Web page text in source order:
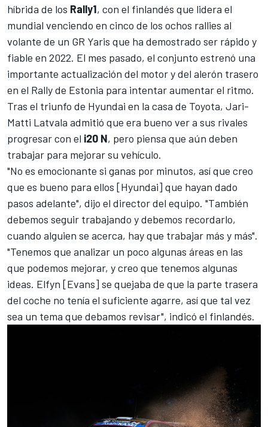
híbrida de los Rally1, con el finlandés que lidera el
mundial venciendo en cinco de los ochos rallies al
volante de un GR Yaris que ha demostrado ser rápido y
fiable en 2022. El mes pasado, el conjunto estrenó una
importante actualización del motor y del alerón trasero
en el Rally de Estonia para intentar aumentar el ritmo.
Tras el triunfo de Hyundai en la casa de Toyota, Jari-
Matti Latvala admitió que era bueno ver a sus rivales
progresar con el i20 N, pero piensa que aún deben
trabajar para mejorar su vehículo.
"No es emocionante si ganas por minutos, así que creo
que es bueno para ellos [Hyundai] que hayan dado
pasos adelante", dijo el director del equipo. "También
debemos seguir trabajando y debemos recordarlo,
cuando alguien se acerca, hay que trabajar más y más".
"Tenemos que analizar un poco algunas áreas en las
que podemos mejorar, y creo que tenemos algunas
ideas. Elfyn [Evans] se quejaba de que la parte trasera
del coche no tenía el suficiente agarre, así que tal vez
sea un tema que debamos revisar", indicó el finlandés.